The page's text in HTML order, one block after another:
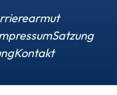
Satzung
Kontakt